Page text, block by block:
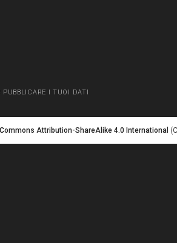
PUBBLICARE I TUOI DATI
Attribution-ShareAlike 4.0 International